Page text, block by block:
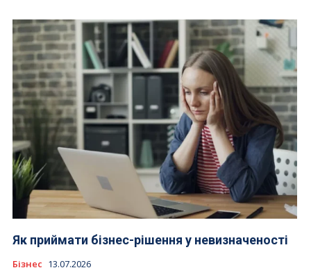
Як приймати бізнес-рішення у невизначеності
Бізнес 13.07.2026